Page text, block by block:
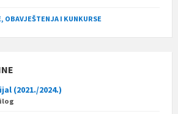
OBAVJEŠTENJA I KUNKURSE
(2021./2024.)